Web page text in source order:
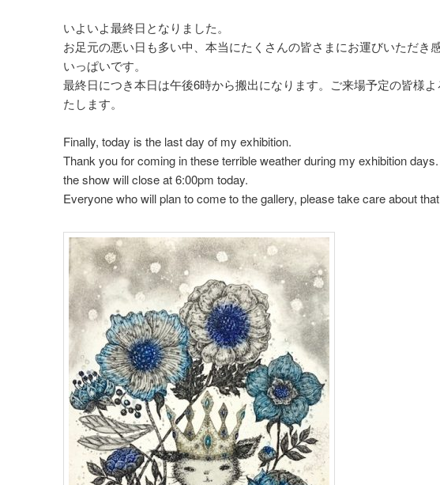
いよいよ最終日となりました。
お足元の悪い日も多い中、本当にたくさんの皆さまにお運びいただき
いっぱいです。
最終日につき本日は午後6時から搬出になります。ご来場予定の皆様
たします。
Finally, today is the last day of my exhibition.
Thank you for coming in these terrible weather during my exhibition days.
the show will close at 6:00pm today.
Everyone who will plan to come to the gallery, please take care about